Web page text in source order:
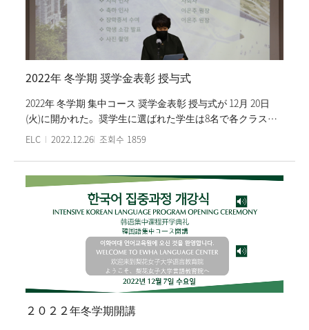
2022年 冬学期 奨学金表彰 授与式
2022年 冬学期 集中コース 奨学金表彰 授与式が 12月 20日
(火)に開かれた。奨学生に選ばれた学生は8名で各クラスの
成績最優秀者たちだ。奨学金表彰の授与式には李恩珠(イ・
ウンジュ)院長、朴美熙(パク・ミヒ)副院長、韓国語教育部
の先生たちが参加し、奨学生らの受賞をお祝いした。授与
式は李恩珠院長の祝言と奨学金表彰の授与、そして奨学生
たちの所感発表と記念撮影順に進行された。奨学生たちに
は集中コースの学費の50％が韓国語優秀奨学金として与え
られる。梨花女子大学言語教育院は毎学期、学生たちに成
績優秀奨学金を支援している。奨学金表彰授与式は対面で
ELC 2022.12.26 조회수 1859
２０２２年冬学期開講